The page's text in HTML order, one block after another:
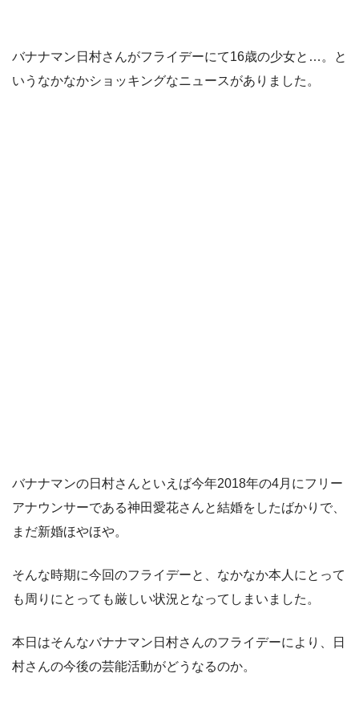
バナナマン日村さんがフライデーにて16歳の少女と…。と
いうなかなかショッキングなニュースがありました。
バナナマンの日村さんといえば今年2018年の4月にフリー
アナウンサーである神田愛花さんと結婚をしたばかりで、
まだ新婚ほやほや。
そんな時期に今回のフライデーと、なかなか本人にとって
も周りにとっても厳しい状況となってしまいました。
本日はそんなバナナマン日村さんのフライデーにより、日
村さんの今後の芸能活動がどうなるのか。